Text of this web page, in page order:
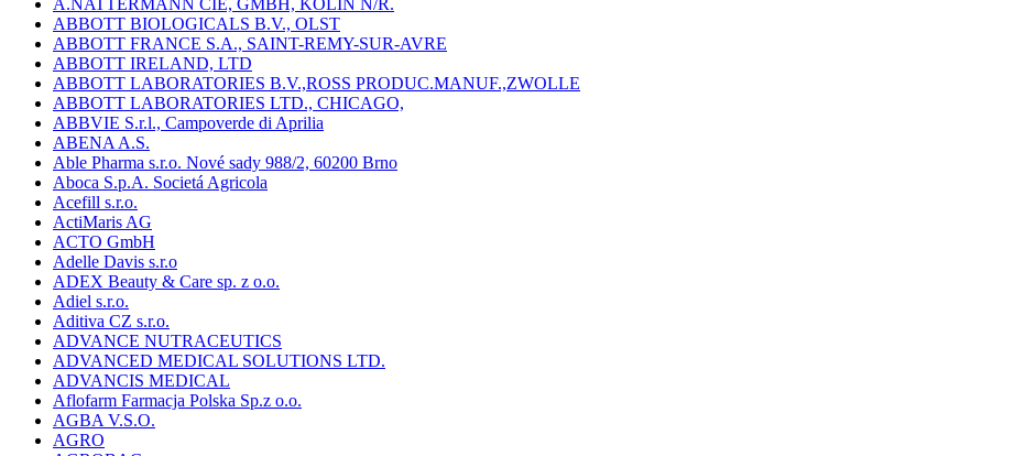
ABBOTT BIOLOGICALS B.V., OLST
ABBOTT FRANCE S.A., SAINT-REMY-SUR-AVRE
ABBOTT IRELAND, LTD
ABBOTT LABORATORIES B.V.,ROSS PRODUC.MANUF.,ZWOLLE
ABBOTT LABORATORIES LTD., CHICAGO,
ABBVIE S.r.l., Campoverde di Aprilia
ABENA A.S.
Able Pharma s.r.o. Nové sady 988/2, 60200 Brno
Aboca S.p.A. Societá Agricola
Acefill s.r.o.
ActiMaris AG
ACTO GmbH
Adelle Davis s.r.o
ADEX Beauty & Care sp. z o.o.
Adiel s.r.o.
Aditiva CZ s.r.o.
ADVANCE NUTRACEUTICS
ADVANCED MEDICAL SOLUTIONS LTD.
ADVANCIS MEDICAL
Aflofarm Farmacja Polska Sp.z o.o.
AGBA V.S.O.
AGRO